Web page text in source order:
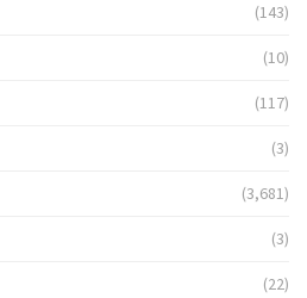
(143)
(10)
(117)
(3)
(3,681)
(3)
(22)